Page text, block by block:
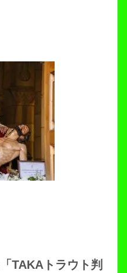
「TAKAトラウト判